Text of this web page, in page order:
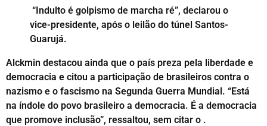
“Indulto é golpismo de marcha ré”, declarou o
vice-presidente, após o leilão do túnel Santos-
Guarujá.
Alckmin destacou ainda que o país preza pela liberdade e
democracia e citou a participação de brasileiros contra o
nazismo e o fascismo na Segunda Guerra Mundial. “Está
na índole do povo brasileiro a democracia. É a democracia
que promove inclusão”, ressaltou, sem citar o .